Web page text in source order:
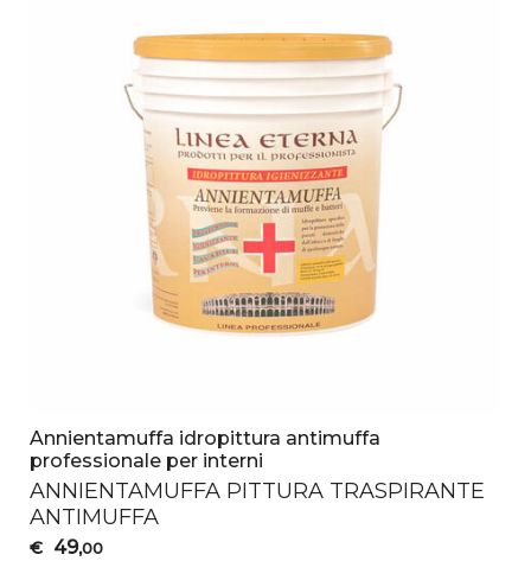
Annientamuffa idropittura antimuffa
professionale per interni
ANNIENTAMUFFA PITTURA TRASPIRANTE
ANTIMUFFA
€ 49,00